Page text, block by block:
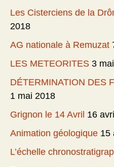
Les Cisterciens de la
2018
AG nationale à Remuzat
LES METEORITES 3
DÉTERMINATION DES
1 mai 2018
Grignon le 14 Avril 16
Animation géologique 15
L’échelle